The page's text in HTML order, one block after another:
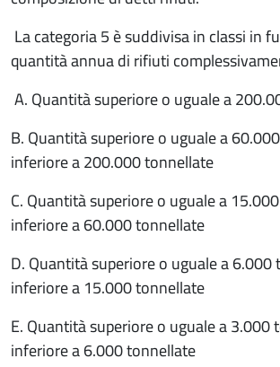
La categoria 5 è suddivisa in classi in
quantità annua di rifiuti
A. Quantità superiore o uguale a
B. Quantità superiore o uguale a
inferiore a 200.000 tonnellate
C. Quantità superiore o uguale a
inferiore a 60.000 tonnellate
D. Quantità superiore o uguale a 6.000
inferiore a 15.000 tonnellate
E. Quantità superiore o uguale a 3.000
inferiore a 6.000 tonnellate